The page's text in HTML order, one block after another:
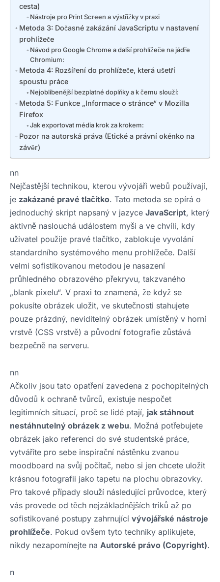
cesta)
Nástroje pro Print Screen a výstřižky v praxi
Metoda 3: Dočasné zakázání JavaScriptu v nastavení
prohlížeče
Návod pro Google Chrome a další prohlížeče na jádře
Chromium:
Metoda 4: Rozšíření do prohlížeče, která ušetří
spoustu práce
Nejoblíbenější bezplatné doplňky a k čemu slouží:
Metoda 5: Funkce „Informace o stránce“ v Mozilla
Firefox
Jak exportovat média krok za krokem:
Pozor na autorská práva (Etické a právní okénko na
závěr)
nn
Nejčastější technikou, kterou vývojáři webů používají,
je zakázané pravé tlačítko. Tato metoda se opírá o
jednoduchý skript napsaný v jazyce JavaScript, který
aktivně naslouchá událostem myši a ve chvíli, kdy
uživatel použije pravé tlačítko, zablokuje vyvolání
standardního systémového menu prohlížeče. Další
velmi sofistikovanou metodou je nasazení
průhledného obrazového překryvu, takzvaného
„blank pixelu“. V praxi to znamená, že když se
pokusíte obrázek uložit, ve skutečnosti stahujete
pouze prázdný, neviditelný obrázek umístěný v horní
vrstvě (CSS vrstvě) a původní fotografie zůstává
bezpečně na serveru.
nn
Ačkoliv jsou tato opatření zavedena z pochopitelných
důvodů k ochraně tvůrců, existuje nespočet
legitimních situací, proč se lidé ptají, jak stáhnout
nestáhnutelný obrázek z webu. Možná potřebujete
obrázek jako referenci do své studentské práce,
vytváříte pro sebe inspirační nástěnku zvanou
moodboard na svůj počítač, nebo si jen chcete uložit
krásnou fotografii jako tapetu na plochu obrazovky.
Pro takové případy slouží následující průvodce, který
vás provede od těch nejzákladnějších triků až po
sofistikované postupy zahrnující vývojářské nástroje
prohlížeče. Pokud ovšem tyto techniky aplikujete,
nikdy nezapomínejte na Autorské právo (Copyright).
n